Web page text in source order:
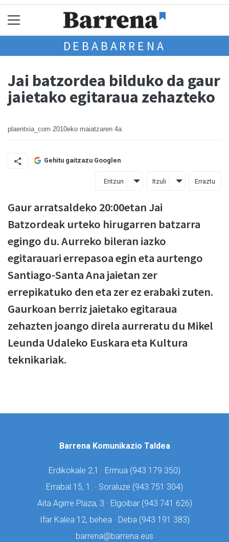
DEBABARRENA
Jai batzordea bilduko da gaur
jaietako egitaraua zehazteko
plaentxia_com 2010eko maiatzaren 4a
Gehitu gaitzazu Googlen
Entzun Itzuli Erraztu
Gaur arratsaldeko 20:00etan Jai
Batzordeak urteko hirugarren batzarra
egingo du. Aurreko bileran iazko
egitarauari errepasoa egin eta aurtengo
Santiago-Santa Ana jaietan zer
errepikatuko den eta zer ez erabaki zuten.
Gaurkoan berriz jaietako egitaraua
zehazten joango direla aurreratu du Mikel
Leunda Udaleko Euskara eta Kultura
teknikariak.
Barrena Komunikazio Taldea
Erdikokale 2,1 · Ermua (943 179 350)
Errabal 15, 1. · Soraluze (943 751 304)
Aita Agirre Plaza, 3 · Elgoibar (943 741 626)
Ifar Kalea 12, behea · Deba (943 191 383)
barrena@barrena.eus